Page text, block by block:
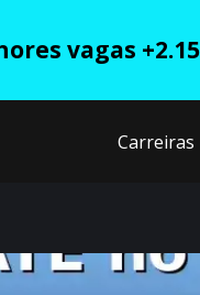
vagas
Carreiras